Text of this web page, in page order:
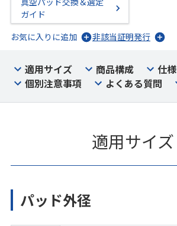
ガイド
お気に入りに追加
非該当証明発行
適用サイズ 商品構成 仕様
個別注意事項
よくある質問
適用サイズ
パッド外径